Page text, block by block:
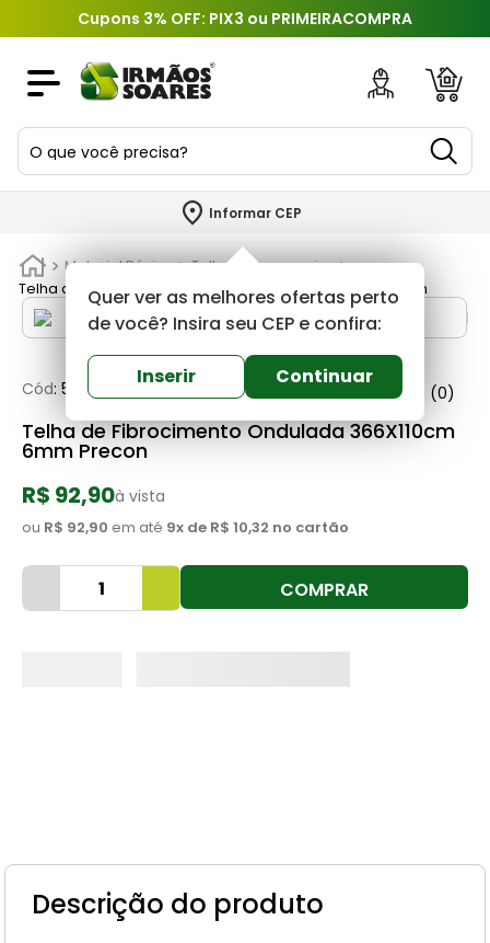
Cupons 3% OFF: PIX3 ou PRIMEIRACOMPRA
O que você precisa?
Informar CEP
Quer ver as melhores ofertas perto
de você? Insira seu CEP e confira:
Inserir Continuar
Material Básico
Telhas e acessorios
Telha de Fibrocimento Ondulada 366X110cm 6mm Precon
Cód:569860 Precon (0)
Telha de Fibrocimento Ondulada 366X110cm
6mm Precon
R$ 92,90à vista
ou R$ 92,90 em até 9x de R$ 10,32 no cartão
COMPRAR
Descrição do produto
TERMOS MAIS BUSCADOS
2º
3º
porta
revestimento
5º
argamassa
6º
telha
cimento
vaso sanitário